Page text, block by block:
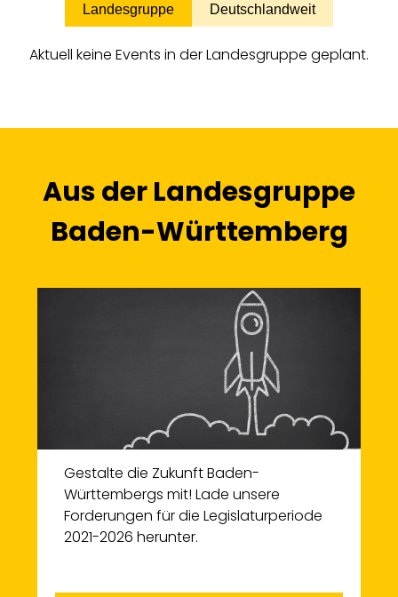
Landesgruppe Deutschlandweit
Aktuell keine Events in der Landesgruppe geplant.
Aus der Landesgruppe
Baden-Württemberg
Gestalte die Zukunft Baden-
Württembergs mit! Lade unsere
Forderungen für die Legislaturperiode
2021-2026 herunter.